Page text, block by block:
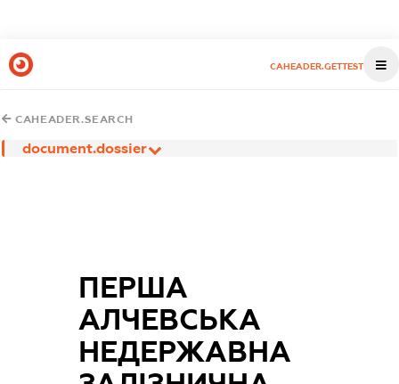
CAHEADER.GETTEST
CAHEADER.SEARCH
document.dossier
ПЕРША
АЛЧЕВСЬКА
НЕДЕРЖАВНА